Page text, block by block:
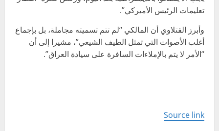
تعليمات الرئيس الأميركي”.
وأبرز الفتلاوي أن المالكي “لم تتم تسميته مجاملة، بل بإجماع
أغلب الأصوات التي تمثل الطيف الشيعي”، مشيرا إلى أن
“الأمر لا يتم بالإملاءات السافرة على سيادة العراق”.
Source link